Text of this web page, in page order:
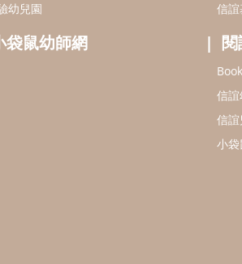
幼兒園
袋鼠幼師網
信
信
信
小